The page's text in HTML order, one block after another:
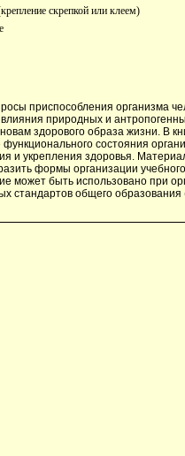
скрепкой или клеем)
приспособления организма
влияния природных и
здорового образа жизни. В
состояния
и укрепления здоровья.
формы организации
может быть использовано при
стандартов общего